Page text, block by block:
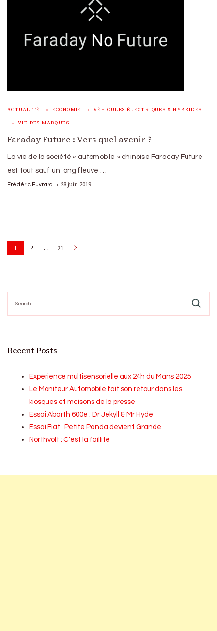
ACTUALITÉ ECONOMIE VÉHICULES ÉLECTRIQUES & HYBRIDES
VIE DES MARQUES
Faraday Future : Vers quel avenir ?
La vie de la société « automobile » chinoise Faraday Future
est tout sauf un long fleuve …
Frédéric Euvrard 28 juin 2019
Posts
Page
1 Page
2 … Page
21
for:
Recent Posts
Expérience multisensorielle aux 24h du Mans 2025
Le Moniteur Automobile fait son retour dans les
kiosques et maisons de la presse
Essai Abarth 600e : Dr Jekyll & Mr Hyde
Essai Fiat : Petite Panda devient Grande
Northvolt : C’est la faillite